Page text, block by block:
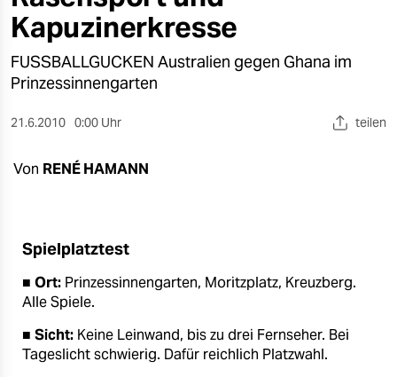
gesellschaft
kultur
sport
berlin
nord
verlag
verlag
shop
Kapuzinerkresse
FUSSBALLGUCKEN Australien gegen Ghana im
Prinzessinnengarten
21.6.2010 0:00 Uhr teilen
Von RENÉ HAMANN
Spielplatztest
■ Ort: Prinzessinnengarten, Moritzplatz, Kreuzberg.
Alle Spiele.
■ Sicht: Keine Leinwand, bis zu drei Fernseher. Bei
Tageslicht schwierig. Dafür reichlich Platzwahl.